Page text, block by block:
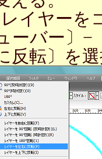
イヤーを
ーバー〕−
反転〕を